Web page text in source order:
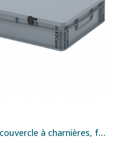
Bac Euro avec couvercle à charnières, fond et parois pleins - 24 L - 600×400×135 mm